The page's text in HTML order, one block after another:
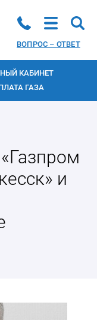
ВОПРОС – ОТВЕТ
КАБИНЕТ
ГАЗА
и